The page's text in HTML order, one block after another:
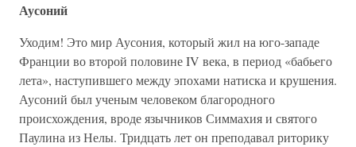
Аусоний
Уходим! Это мир Аусония, который жил на юго-западе
Франции во второй половине IV века, в период «бабьего
лета», наступившего между эпохами натиска и крушения.
Аусоний был ученым человеком благородного
происхождения, вроде язычников Симмахия и святого
Паулина из Нелы. Тридцать лет он преподавал риторику